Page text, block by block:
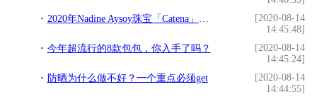
2020年Nadine Aysoy珠宝「Catena」，致敬1970年盛行的链式珠宝
[2020-08-14
14:45:48]
今年超流行的8款包包，你入手了吗？
[2020-08-14
14:45:24]
防晒为什么做不好？一个重点必须get
[2020-08-14
14:44:55]